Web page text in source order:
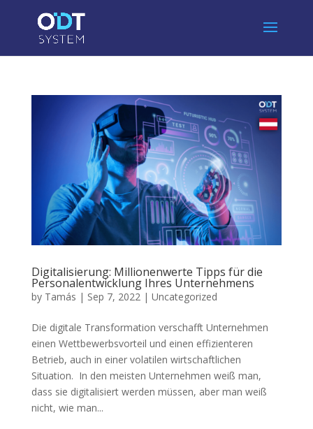
Digitalisierung: Millionenwerte Tipps für die
Personalentwicklung Ihres Unternehmens
by Tamás | Sep 7, 2022| Uncategorized
Die digitale Transformation verschafft Unternehmen
einen Wettbewerbsvorteil und einen effizienteren
Betrieb, auch in einer volatilen wirtschaftlichen
Situation. In den meisten Unternehmen weiß man,
dass sie digitalisiert werden müssen, aber man weiß
nicht, wie man...